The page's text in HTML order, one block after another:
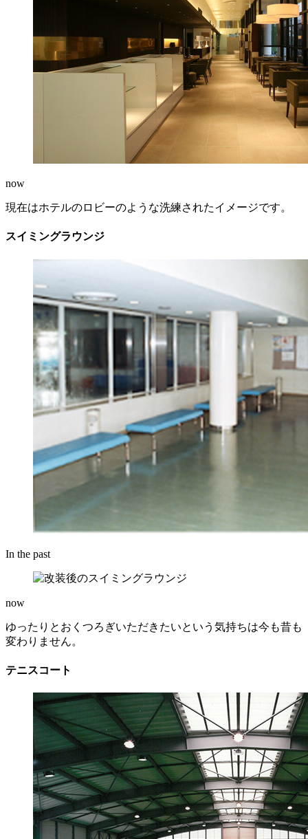
now
現在はホテルのロビーのような洗練されたイメージです。
スイミングラウンジ
In the past
now
ゆったりとおくつろぎいただきたいという気持ちは今も昔も
変わりません。
テニスコート